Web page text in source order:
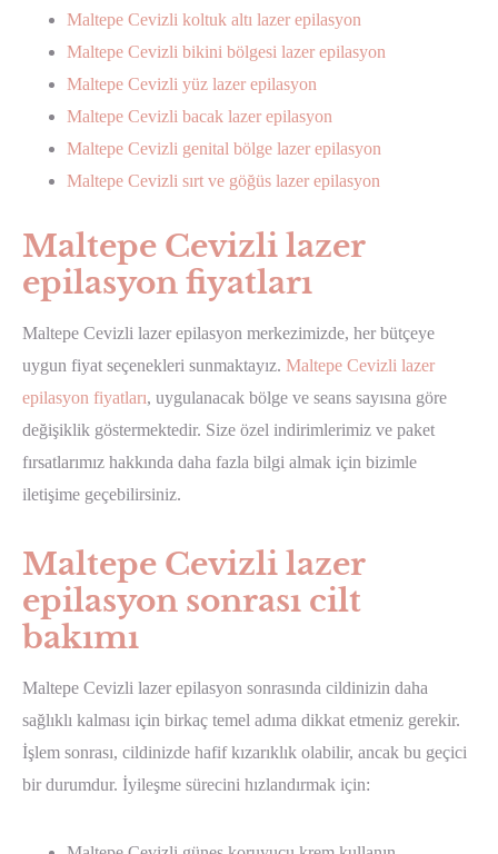
Maltepe Cevizli koltuk altı lazer epilasyon
Maltepe Cevizli bikini bölgesi lazer epilasyon
Maltepe Cevizli yüz lazer epilasyon
Maltepe Cevizli bacak lazer epilasyon
Maltepe Cevizli genital bölge lazer epilasyon
Maltepe Cevizli sırt ve göğüs lazer epilasyon
Maltepe Cevizli lazer
epilasyon fiyatları
Maltepe Cevizli lazer epilasyon merkezimizde, her bütçeye
uygun fiyat seçenekleri sunmaktayız. Maltepe Cevizli lazer
epilasyon fiyatları, uygulanacak bölge ve seans sayısına göre
değişiklik göstermektedir. Size özel indirimlerimiz ve paket
fırsatlarımız hakkında daha fazla bilgi almak için bizimle
iletişime geçebilirsiniz.
Maltepe Cevizli lazer
epilasyon sonrası cilt
bakımı
Maltepe Cevizli lazer epilasyon sonrasında cildinizin daha
sağlıklı kalması için birkaç temel adıma dikkat etmeniz gerekir.
İşlem sonrası, cildinizde hafif kızarıklık olabilir, ancak bu geçici
bir durumdur. İyileşme sürecini hızlandırmak için: